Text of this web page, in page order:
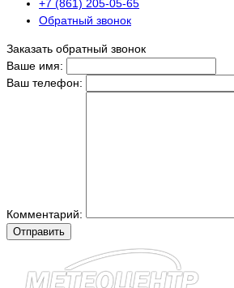
+7 (861) 205-05-65
Обратный звонок
Заказать обратный звонок
Ваше имя:
Ваш телефон:
Комментарий:
Отправить